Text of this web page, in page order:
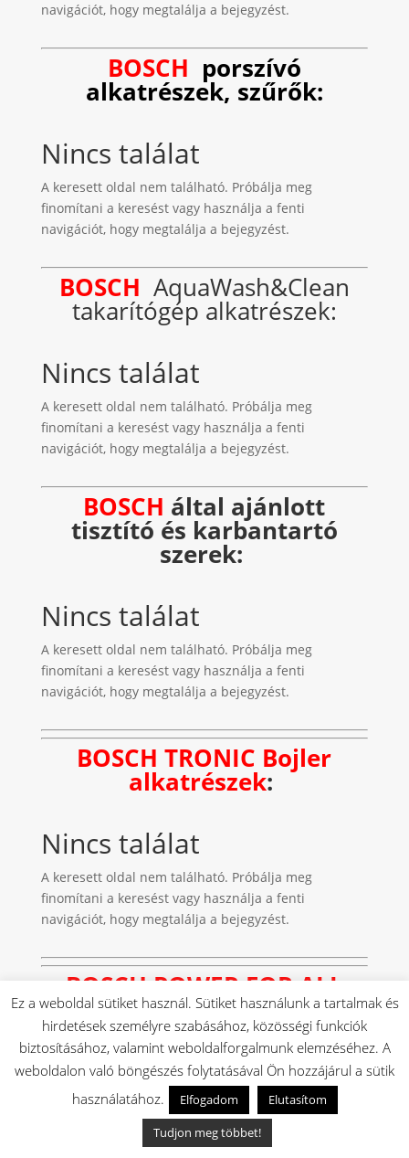
navigációt, hogy megtalálja a bejegyzést.
BOSCH porszívó
alkatrészek, szűrők:
Nincs találat
A keresett oldal nem található. Próbálja meg
finomítani a keresést vagy használja a fenti
navigációt, hogy megtalálja a bejegyzést.
BOSCH AquaWash&Clean
takarítógép alkatrészek:
Nincs találat
A keresett oldal nem található. Próbálja meg
finomítani a keresést vagy használja a fenti
navigációt, hogy megtalálja a bejegyzést.
BOSCH által ajánlott
tisztító és karbantartó
szerek:
Nincs találat
A keresett oldal nem található. Próbálja meg
finomítani a keresést vagy használja a fenti
navigációt, hogy megtalálja a bejegyzést.
BOSCH TRONIC Bojler
alkatrészek:
Nincs találat
A keresett oldal nem található. Próbálja meg
finomítani a keresést vagy használja a fenti
navigációt, hogy megtalálja a bejegyzést.
BOSCH POWER FOR ALL
Akkumulátor
Technológia:
Ez a weboldal sütiket használ. Sütiket használunk a tartalmak és
hirdetések személyre szabásához, közösségi funkciók
biztosításához, valamint weboldalforgalmunk elemzéséhez. A
weboldalon való böngészés folytatásával Ön hozzájárul a sütik
használatához.
Elfogadom
Elutasítom
Tudjon meg többet!